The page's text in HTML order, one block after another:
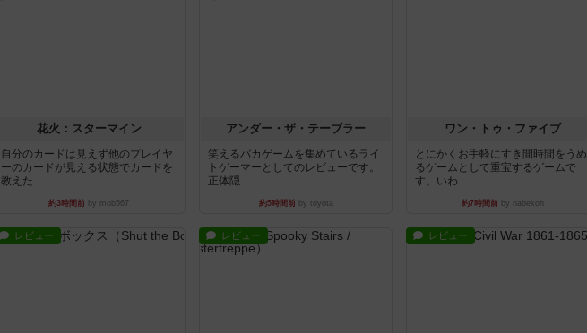
花火：スターマイン
自分のカードは見えず他のプレイヤ
ーのカードが見える状態でカードを
教えた...
約3時間前 by mob567
アンダー・ザ・テーブラー
笑えるバカゲームを集めているライ
トゲーマーとしてのレビューです。
正体隠...
約5時間前by toyota
ワン・トゥ・ファイブ
とにかくお手軽にすき間時間をうめ
るゲームとして重宝するゲームで
す。いわ...
約7時間前 by nabekoh
レビュー レビュー レビュー